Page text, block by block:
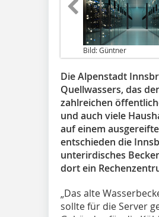
Bild: Güntner
Die Alpenstadt
Quellwassers, das
zahlreichen
und auch viele
auf einem
entschieden die
unterirdisches
dort ein
„Das alte
sollte für die Server